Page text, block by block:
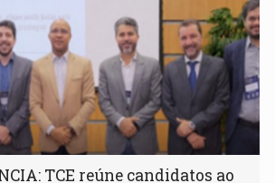
TCE reúne candidatos ao